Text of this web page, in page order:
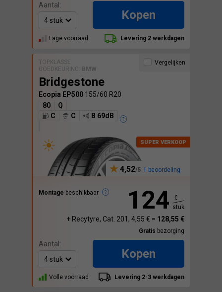
Aantal:
Kopen
Lage voorraad Levering 2 werkdagen
TOPKLASSE
GOEDKEURING: BMW
Bridgestone
Ecopia EP500 155/60 R20
80
Q
C
C B 69dB
4,52 1 beoordeling
Montage beschikbaar
Vergelijken
124
€
stuk
+ Recytyre, Cat. 201, 4,55 € = 128,55 €
Gratis bezorging
Aantal:
Kopen
Volle voorraad Levering 2-3 werkdagen